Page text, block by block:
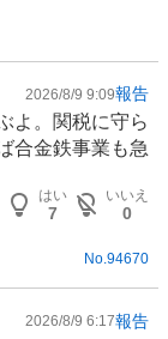
2026/8/9 9:09報告
よ。関税に守ら
合金鉄事業も急
はい
7
いいえ
0
No.94670
2026/8/9 6:17報告